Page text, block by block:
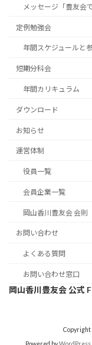
メッセージ「豊友会
定例勉強会
年間スケジュールと
短期分科会
年間カリキュラム
ダウンロード
お知らせ
運営体制
役員一覧
会員企業一覧
岡山香川豊友会 会則
お問い合わせ
よくある質問
お問い合わせ窓口
岡山香川豊友会 公式
Copyright